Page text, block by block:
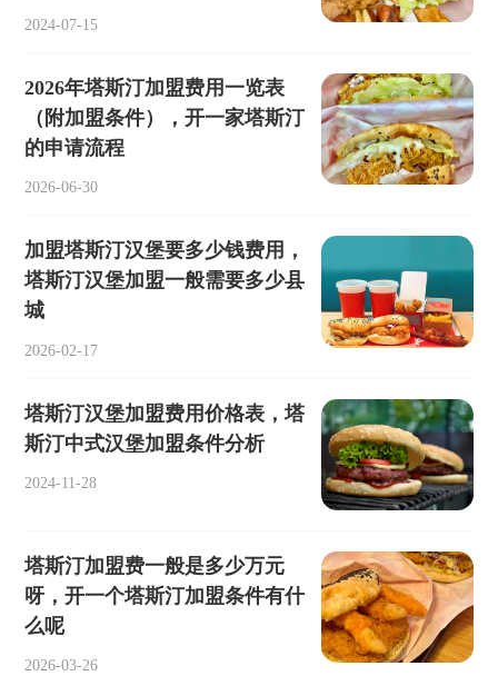
2024-07-15
2026年塔斯汀加盟费用一览表
（附加盟条件），开一家塔斯汀
的申请流程
2026-06-30
加盟塔斯汀汉堡要多少钱费用，
塔斯汀汉堡加盟一般需要多少县
城
2026-02-17
塔斯汀汉堡加盟费用价格表，塔
斯汀中式汉堡加盟条件分析
2024-11-28
塔斯汀加盟费一般是多少万元
呀，开一个塔斯汀加盟条件有什
么呢
2026-03-26